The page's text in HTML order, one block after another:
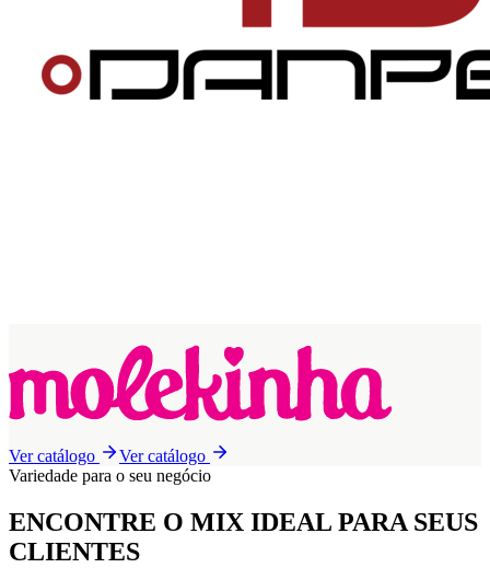
Ver catálogo
Ver catálogo
Variedade para o seu negócio
ENCONTRE O MIX IDEAL PARA SEUS
CLIENTES